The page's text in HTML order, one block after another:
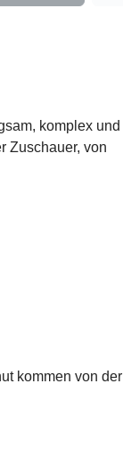
komplex und
Zuschauer, von
kommen von der